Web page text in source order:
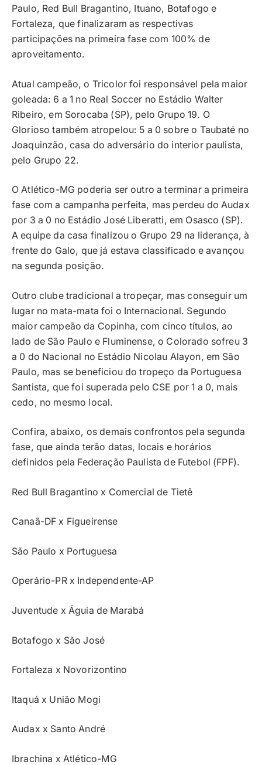
Paulo, Red Bull Bragantino, Ituano, Botafogo e
Fortaleza, que finalizaram as respectivas
participações na primeira fase com 100% de
aproveitamento.
Atual campeão, o Tricolor foi responsável pela maior
goleada: 6 a 1 no Real Soccer no Estádio Walter
Ribeiro, em Sorocaba (SP), pelo Grupo 19. O
Glorioso também atropelou: 5 a 0 sobre o Taubaté no
Joaquinzão, casa do adversário do interior paulista,
pelo Grupo 22.
O Atlético-MG poderia ser outro a terminar a primeira
fase com a campanha perfeita, mas perdeu do Audax
por 3 a 0 no Estádio José Liberatti, em Osasco (SP).
A equipe da casa finalizou o Grupo 29 na liderança, à
frente do Galo, que já estava classificado e avançou
na segunda posição.
Outro clube tradicional a tropeçar, mas conseguir um
lugar no mata-mata foi o Internacional. Segundo
maior campeão da Copinha, com cinco títulos, ao
lado de São Paulo e Fluminense, o Colorado sofreu 3
a 0 do Nacional no Estádio Nicolau Alayon, em São
Paulo, mas se beneficiou do tropeço da Portuguesa
Santista, que foi superada pelo CSE por 1 a 0, mais
cedo, no mesmo local.
Confira, abaixo, os demais confrontos pela segunda
fase, que ainda terão datas, locais e horários
definidos pela Federação Paulista de Futebol (FPF).
Red Bull Bragantino x Comercial de Tietê
Canaã-DF x Figueirense
São Paulo x Portuguesa
Operário-PR x Independente-AP
Juventude x Águia de Marabá
Botafogo x São José
Fortaleza x Novorizontino
Itaquá x União Mogi
Audax x Santo André
Ibrachina x Atlético-MG